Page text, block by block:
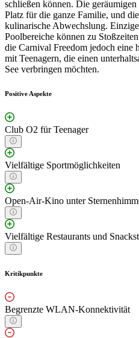
schließen können. Die
Platz für die ganze Familie, und
kulinarische Abwechslung.
Poolbereiche können zu
die Carnival Freedom jedoch eine
mit Teenagern, die einen
See verbringen möchten.
Positive Aspekte
Club O2 für Teenager
Vielfältige Sportmöglichkeiten
Open-Air-Kino unter
Vielfältige Restaurants und
Kritikpunkte
Begrenzte WLAN-Konnektivität